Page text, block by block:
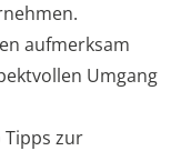
aufmerksam
Umgang
zur